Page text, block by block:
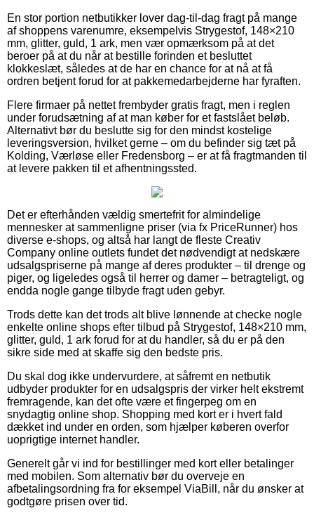
En stor portion netbutikker lover dag-til-dag fragt på mange
af shoppens varenumre, eksempelvis Strygestof, 148×210
mm, glitter, guld, 1 ark, men vær opmærksom på at det
beroer på at du når at bestille forinden et besluttet
klokkeslæt, således at de har en chance for at nå at få
ordren betjent forud for at pakkemedarbejderne har fyraften.
Flere firmaer på nettet frembyder gratis fragt, men i reglen
under forudsætning af at man køber for et fastslået beløb.
Alternativt bør du beslutte sig for den mindst kostelige
leveringsversion, hvilket gerne – om du befinder sig tæt på
Kolding, Værløse eller Fredensborg – er at få fragtmanden til
at levere pakken til et afhentningssted.
Det er efterhånden vældig smertefrit for almindelige
mennesker at sammenligne priser (via fx PriceRunner) hos
diverse e-shops, og altså har langt de fleste Creativ
Company online outlets fundet det nødvendigt at nedskære
udsalgspriserne på mange af deres produkter – til drenge og
piger, og ligeledes også til herrer og damer – betragteligt, og
endda nogle gange tilbyde fragt uden gebyr.
Trods dette kan det trods alt blive lønnende at checke nogle
enkelte online shops efter tilbud på Strygestof, 148×210 mm,
glitter, guld, 1 ark forud for at du handler, så du er på den
sikre side med at skaffe sig den bedste pris.
Du skal dog ikke undervurdere, at såfremt en netbutik
udbyder produkter for en udsalgspris der virker helt ekstremt
fremragende, kan det ofte være et fingerpeg om en
snydagtig online shop. Shopping med kort er i hvert fald
dækket ind under en orden, som hjælper køberen overfor
uoprigtige internet handler.
Generelt går vi ind for bestillinger med kort eller betalinger
med mobilen. Som alternativ bør du overveje en
afbetalingsordning fra for eksempel ViaBill, når du ønsker at
godtgøre prisen over tid.